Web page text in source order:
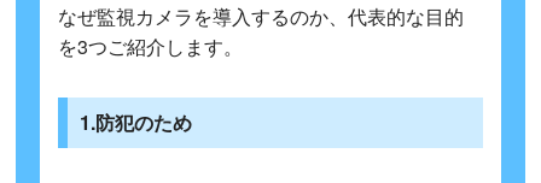
なぜ監視カメラを導入するのか、代表的な目的
を3つご紹介します。
1.防犯のため